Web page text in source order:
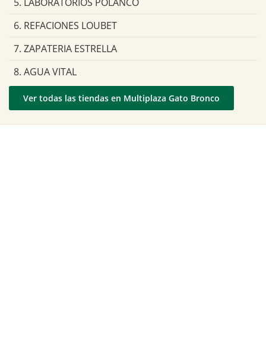
6. REFACIONES LOUBET
7. ZAPATERIA ESTRELLA
8. AGUA VITAL
Ver todas las tiendas en Multiplaza Gato Bronco